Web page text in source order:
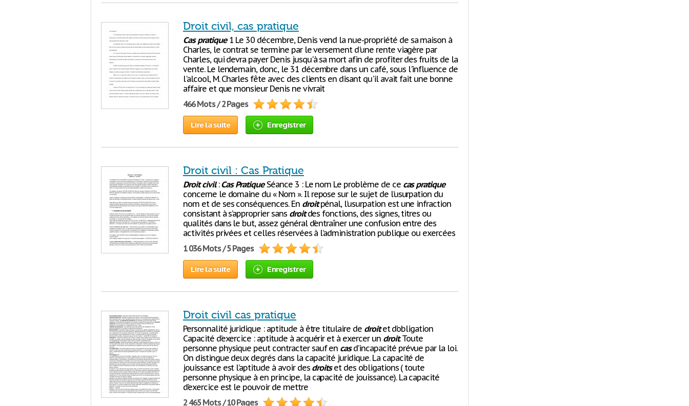
Droit civil, cas pratique
Cas pratique1 Le 30 décembre, Denis vend la nue-propriété de sa maison à
Charles, le contrat se termine par le versement d'une rente viagère par
Charles, qui devra payer Denis jusqu'à sa mort afin de profiter des fruits de la
vente. Le lendemain, donc, le 31 décembre dans un café, sous l'influence de
l'alcool, M. Charles fête avec des clients en disant qu'il avait fait une bonne
affaire et que monsieur Denis ne vivrait
466 Mots / 2 Pages
Lire la suite Enregistrer
Droit civil : Cas Pratique
Droit civil:Cas PratiqueSéance 3 : Le nom Le problème de ce cas pratique
concerne le domaine du « Nom ». Il repose sur le sujet de l’usurpation du
nom et de ses conséquences. En droitpénal, l’usurpation est une infraction
consistant à s’approprier sans droitdes fonctions, des signes, titres ou
qualités dans le but, assez général d’entraîner une confusion entre des
activités privées et celles réservées à l’administration publique ou exercées
1 036 Mots / 5 Pages
Lire la suite Enregistrer
Droit civil cas pratique
Personnalité juridique : aptitude à être titulaire de droitet d’obligation
Capacité d’exercice : aptitude à acquérir et à exercer un droit. Toute
personne physique peut contracter sauf en casd’incapacité prévue par la loi.
On distingue deux degrés dans la capacité juridique. La capacité de
jouissance est l’aptitude à avoir des droitset des obligations ( toute
personne physique à en principe, la capacité de jouissance). La capacité
d’exercice est le pouvoir de mettre
2 465 Mots / 10 Pages